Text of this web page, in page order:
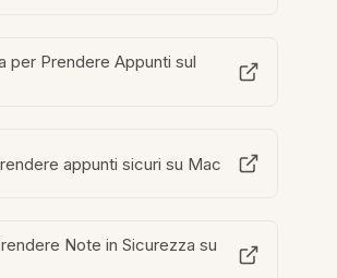
per Prendere Appunti sul
appunti sicuri su Mac
Note in Sicurezza su